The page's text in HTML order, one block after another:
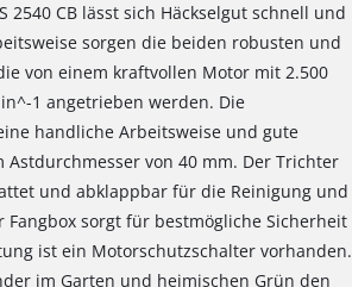
2540 CB lässt sich Häckselgut schnell und
sorgen die beiden robusten und
von einem kraftvollen Motor mit 2.500
1 angetrieben werden. Die
handliche Arbeitsweise und gute
von 40 mm. Der Trichter
und abklappbar für die Reinigung und
sorgt für bestmögliche Sicherheit
ist ein Motorschutzschalter vorhanden.
im Garten und heimischen Grün den